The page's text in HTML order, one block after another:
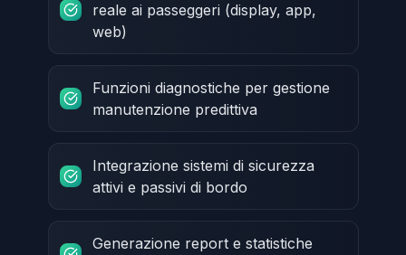
reale ai passeggeri (display, app,
web)
Funzioni diagnostiche per gestione
manutenzione predittiva
Integrazione sistemi di sicurezza
attivi e passivi di bordo
Generazione report e statistiche